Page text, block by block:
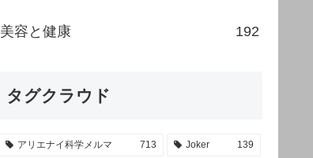
美容と健康 192
タグクラウド
アリエナイ科学メルマ 713 Joker 139